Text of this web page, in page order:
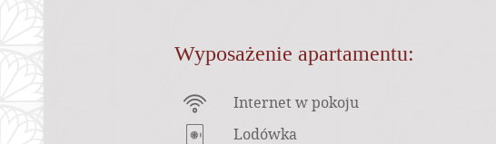
Wyposażenie apartamentu:
Internet w pokoju
Lodówka